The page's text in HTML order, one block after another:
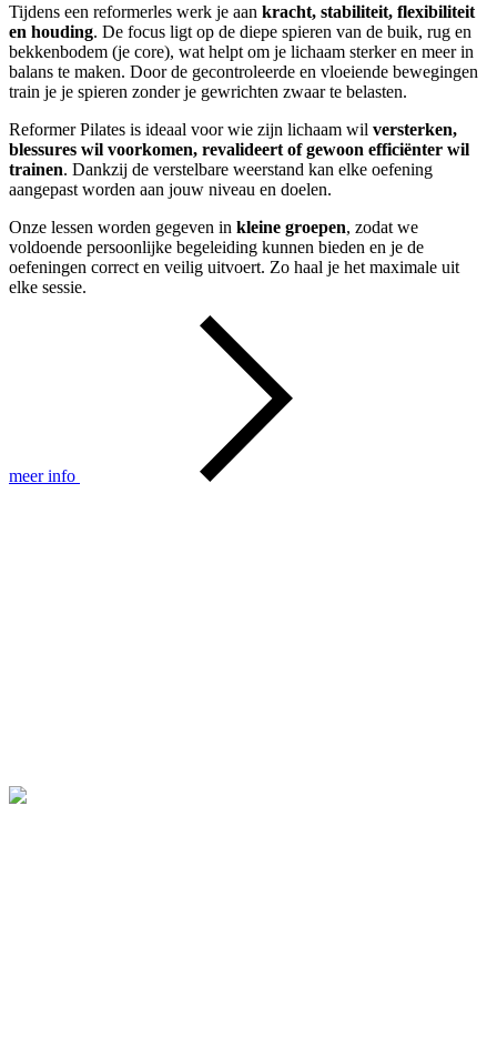
Tijdens een reformerles werk je aan kracht, stabiliteit, flexibiliteit
en houding. De focus ligt op de diepe spieren van de buik, rug en
bekkenbodem (je core), wat helpt om je lichaam sterker en meer in
balans te maken. Door de gecontroleerde en vloeiende bewegingen
train je je spieren zonder je gewrichten zwaar te belasten.
Reformer Pilates is ideaal voor wie zijn lichaam wil versterken,
blessures wil voorkomen, revalideert of gewoon efficiënter wil
trainen. Dankzij de verstelbare weerstand kan elke oefening
aangepast worden aan jouw niveau en doelen.
Onze lessen worden gegeven in kleine groepen, zodat we
voldoende persoonlijke begeleiding kunnen bieden en je de
oefeningen correct en veilig uitvoert. Zo haal je het maximale uit
elke sessie.
meer info